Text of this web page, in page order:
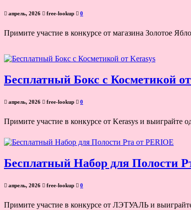
апрель, 2026 free-lookup 0
Примите участие в конкурсе от магазина Золотое
Бесплатный Бокс с Косметикой
апрель, 2026 free-lookup 0
Примите участие в конкурсе от Kerasys и выиграйте
Бесплатный Набор для Полости
апрель, 2026 free-lookup 0
Примите участие в конкурсе от ЛЭТУАЛЬ и